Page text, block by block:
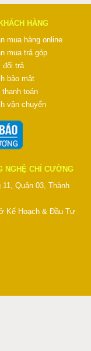
HÀNG
mua hàng online
mua trả góp
đổi trả
bảo mật
toán
vận chuyển
NGHỆ CHÍ CƯỜNG
Quận 03, Thành
Kế Hoạch & Đầu Tư